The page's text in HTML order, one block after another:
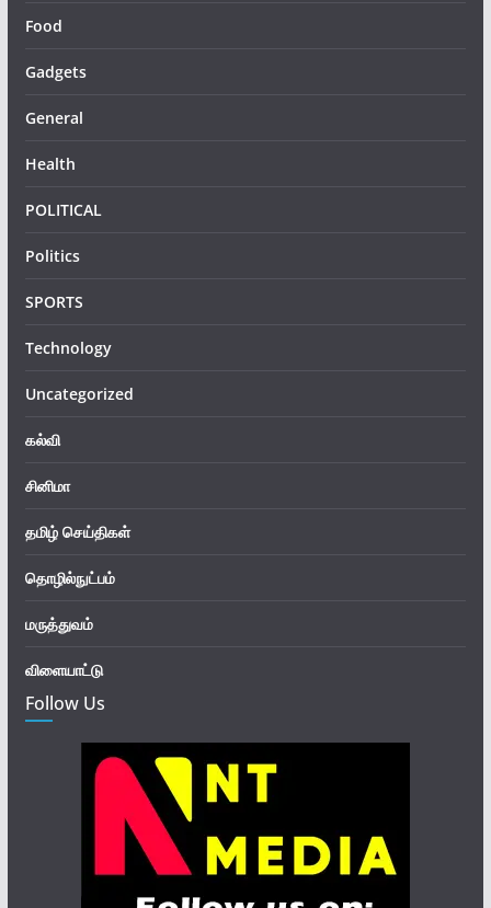
Food
Gadgets
General
Health
POLITICAL
Politics
SPORTS
Technology
Uncategorized
கல்வி
சினிமா
தமிழ் செய்திகள்
தொழில்நுட்பம்
மருத்துவம்
விளையாட்டு
Follow Us